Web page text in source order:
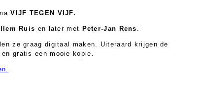
VIJF TEGEN VIJF.
Ruis en later met Peter-Jan Rens .
ze graag digitaal maken. Uiteraard krijgen de
gratis een mooie kopie.